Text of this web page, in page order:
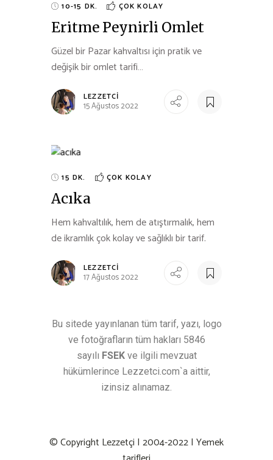
10-15 DK. ÇOK KOLAY
Eritme Peynirli Omlet
Güzel bir Pazar kahvaltısı için pratik ve
değişik bir omlet tarifi…
LEZZETCI
15 Ağustos 2022
15 DK. ÇOK KOLAY
Acıka
Hem kahvaltılık, hem de atıştırmalık, hem
de ikramlık çok kolay ve sağlıklı bir tarif.
LEZZETCI
17 Ağustos 2022
Bu sitede yayınlanan tüm tarif, yazı, logo
ve fotoğrafların tüm hakları 5846
sayılı FSEKve ilgili mevzuat
hükümlerince Lezzetci.com`a aittir,
izinsiz alınamaz.
© Copyright Lezzetçi | 2004-2022 | Yemek